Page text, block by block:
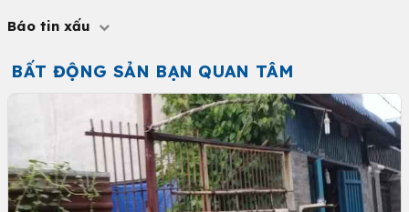
Báo tin xấu
BẤT ĐỘNG SẢN BẠN QUAN TÂM